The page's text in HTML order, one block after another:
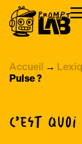
Accueil →
Pulse ?
C’est